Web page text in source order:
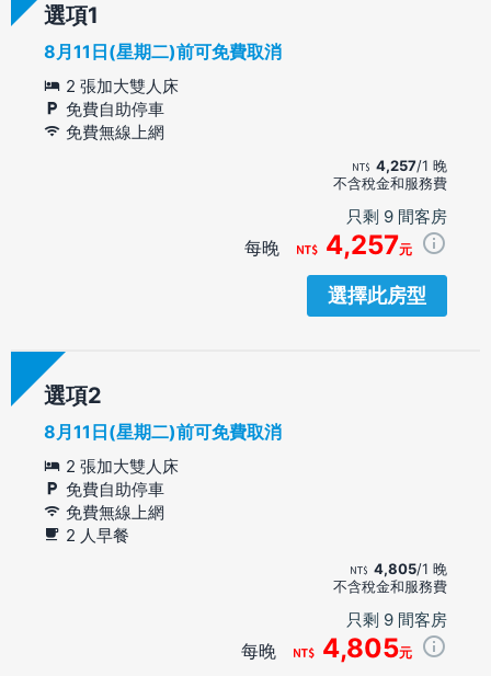
選項
8月11日(星期二)前可免費取消
2 張加大雙人床
免費自助停車
免費無線上網
4,257/1 晚
不含稅金和服務費
只剩 9 間客房
每晚 4,257元
選擇此房型
選項
8月11日(星期二)前可免費取消
2 張加大雙人床
免費自助停車
免費無線上網
2 人早餐
4,805/1 晚
不含稅金和服務費
只剩 9 間客房
每晚 4,805元